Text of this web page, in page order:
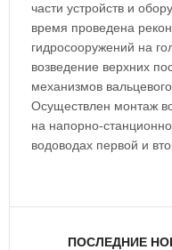
части устройств и
время проведена
гидросооружений на
возведение верхних
механизмов
Осуществлен монтаж
на напорно-
водоводах первой и
ПОСЛЕДНИЕ